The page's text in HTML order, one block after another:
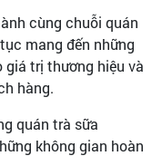
cùng chuỗi quán
mang đến những
trị thương hiệu và
hàng.
quán trà sữa
không gian hoàn